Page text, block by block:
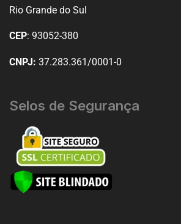
Rio Grande do Sul
CEP: 93052-380
CNPJ: 37.283.361/0001-0
Selos de Segurança